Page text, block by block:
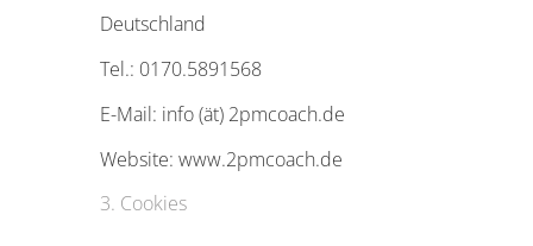
Deutschland
Tel.: 0170.5891568
E-Mail: info (ät) 2pmcoach.de
Website: www.2pmcoach.de
Cookies